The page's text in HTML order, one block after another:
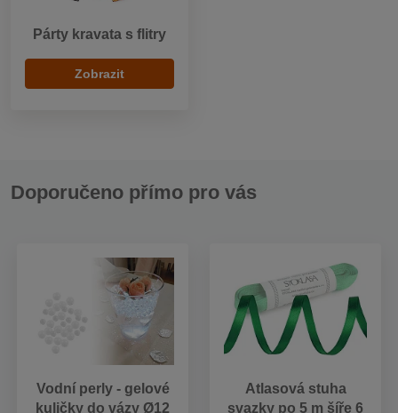
Párty kravata s flitry
Zobrazit
Doporučeno přímo pro vás
Vodní perly - gelové
kuličky do vázy Ø12
Atlasová stuha
svazky po 5 m šíře 6